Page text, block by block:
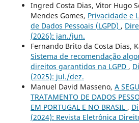
Ingred Costa Dias, Vitor Hugo
Mendes Gomes, Privacidade e
de Dados Pessoais (LGPD) ,
(2026): jan./jun.
Fernando Brito da Costa Dias,
Sistema de recomendação
direitos garantidos na LGPD ,
(2025): jul./dez.
Manuel David Masseno, A
TRATAMENTO DE DADOS
EM PORTUGAL E NO BRASIL ,
(2024): Revista Eletrônica